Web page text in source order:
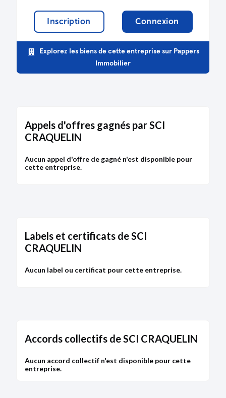
Inscription Connexion
Explorez les biens de cette entreprise sur Pappers
Immobilier
Appels d'offres gagnés par SCI
CRAQUELIN
Aucun appel d'offre de gagné n'est disponible pour
cette entreprise.
Labels et certificats de SCI
CRAQUELIN
Aucun label ou certificat pour cette entreprise.
Accords collectifs de SCI CRAQUELIN
Aucun accord collectif n'est disponible pour cette
entreprise.